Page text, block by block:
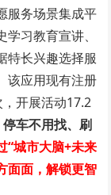
服务场景集成平
习教育宣讲、
特长兴趣选择服
该应用现有注册
开展活动17.2
车不用找、刷
“城市大脑+未来
面面，解锁更智